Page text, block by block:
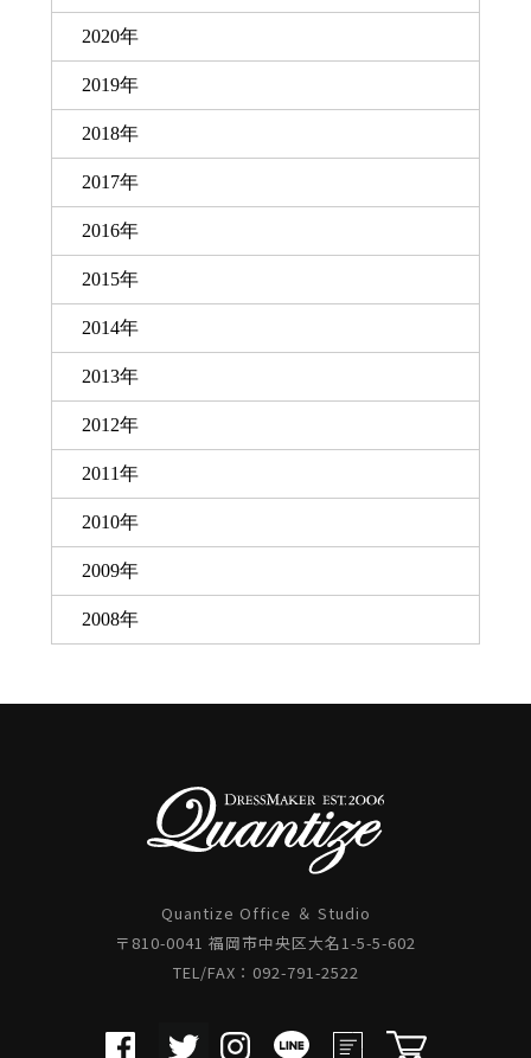
2020年
2019年
2018年
2017年
2016年
2015年
2014年
2013年
2012年
2011年
2010年
2009年
2008年
Quantize Office ＆ Studio
〒810-0041 福岡市中央区大名1-5-5-602
TEL/FAX：092-791-2522